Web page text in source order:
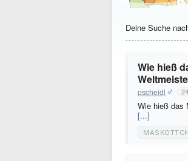
Deine Suche
Wie hieß
pscheidl
Wie hieß das
[...]